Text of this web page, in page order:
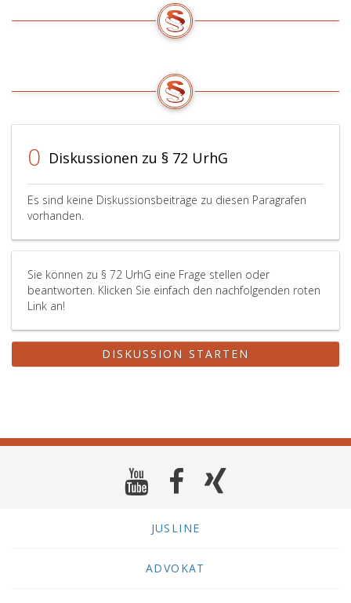
0 Diskussionen zu § 72 UrhG
Es sind keine Diskussionsbeiträge zu diesen Paragrafen
vorhanden.
Sie können zu § 72 UrhG eine Frage stellen oder
beantworten. Klicken Sie einfach den nachfolgenden roten
Link an!
DISKUSSION STARTEN
JUSLINE
ADVOKAT